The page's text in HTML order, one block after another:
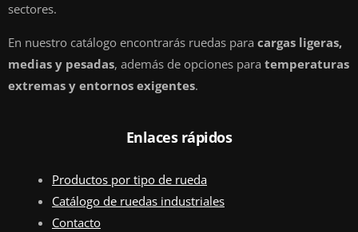
sectores.
En nuestro catálogo encontrarás ruedas para cargas ligeras,
medias y pesadas, además de opciones para temperaturas
extremas y entornos exigentes.
Enlaces rápidos
Productos por tipo de rueda
Catálogo de ruedas industriales
Contacto